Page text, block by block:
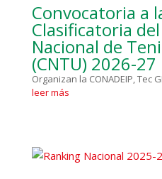
Convocatoria a
Clasificatoria
Nacional de
(CNTU) 2026-27
Organizan la CONADEIP, Tec
leer más